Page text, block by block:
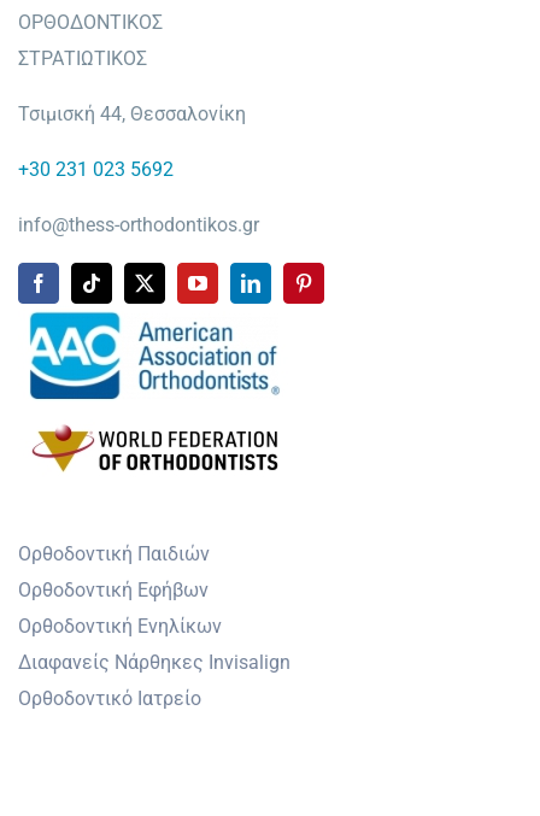
ΟΡΘΟΔΟΝΤΙΚΟΣ
ΣΤΡΑΤΙΩΤΙΚΟΣ
Τσιμισκή 44, Θεσσαλονίκη
+30 231 023 5692
info@thess-orthodontikos.gr
Ορθοδοντική Παιδιών
Ορθοδοντική Εφήβων
Ορθοδοντική Ενηλίκων
Διαφανείς Νάρθηκες Invisalign
Ορθοδοντικό Ιατρείο